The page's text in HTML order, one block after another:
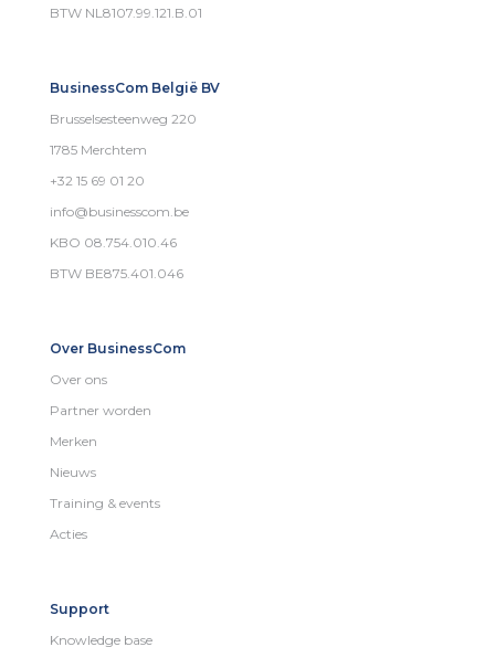
BTW NL8107.99.121.B.01
BusinessCom België BV
Brusselsesteenweg 220
1785 Merchtem
+32 15 69 01 20
info@businesscom.be
KBO 08.754.010.46
BTW BE875.401.046
Over BusinessCom
Over ons
Partner worden
Merken
Nieuws
Training & events
Acties
Support
Knowledge base